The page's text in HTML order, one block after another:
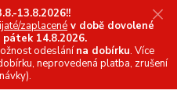
13.8.2026!!
zaplacené v době dovolené
pátek 14.8.2026.
odeslánína dobírku. Více
neprovedená platba, zrušení